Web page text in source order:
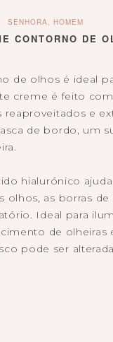
SENHORA, HOMEM
CONTORNO DE
de olhos é ideal
creme é feito
reaproveitados e
de bordo, um
hialurónico ajuda
olhos, as borras de
Ideal para
de olheiras
pode ser